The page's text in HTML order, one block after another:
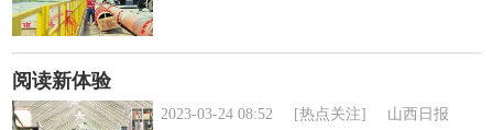
阅读新体验
2023-03-24 08:52 [热点关注] 山西日报